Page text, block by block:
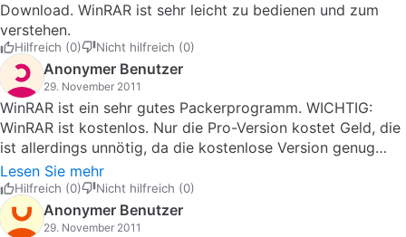
Download. WinRAR ist sehr leicht zu bedienen und zum
verstehen.
Hilfreich (0) Nicht hilfreich (0)
Anonymer Benutzer
29. November 2011
WinRAR ist ein sehr gutes Packerprogramm. WICHTIG:
WinRAR ist kostenlos. Nur die Pro-Version kostet Geld, die
ist allerdings unnötig, da die kostenlose Version genug
kann.WinRAR ist ein sehr gutes Packerprogramm. Es kann
RAR-Dateien bzw. RAR-Archive problemlos entpacken.
Auch ARJ- und 7Z-Archive können entpackt werden.Man
kann auch Dateien mit WinRAR in RAR-Archive oder in ZIP-
Lesen Sie mehr
Hilfreich (0) Nicht hilfreich (0)
Anonymer Benutzer
29. November 2011